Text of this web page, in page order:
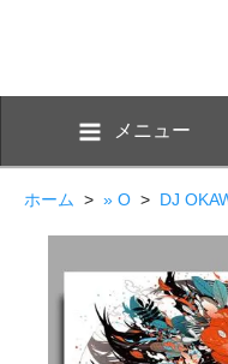
メニュー
ホーム > » O > DJ